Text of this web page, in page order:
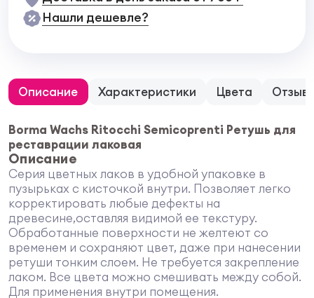
Нашли дешевле?
Описание Характеристики Цвета
Borma Wachs Ritocchi Semicoprenti Ретушь для
реставрации лаковая
Описание
Серия цветных лаков в удобной упаковке в
пузырьках с кисточкой внутри. Позволяет легко
корректировать любые дефекты на
древесине,оставляя видимой ее текстуру.
Обработанные поверхности не желтеют со
временем и сохраняют цвет, даже при нанесении
ретуши тонким слоем. Не требуется закрепление
лаком. Все цвета можно смешивать между собой.
Для применения внутри помещения.